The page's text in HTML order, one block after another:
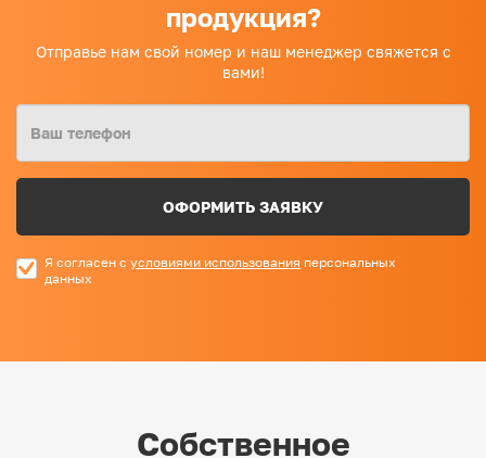
продукция?
Отправье нам свой номер и наш менеджер свяжется с
вами!
ОФОРМИТЬ ЗАЯВКУ
Я согласен сусловиями использования персональных
данных
Собственное